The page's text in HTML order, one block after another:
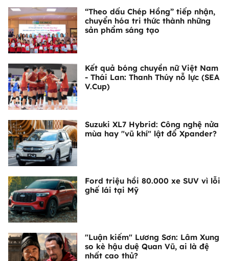
“Theo dấu Chép Hồng” tiếp nhận,
chuyển hóa tri thức thành những
sản phẩm sáng tạo
Kết quả bóng chuyền nữ Việt Nam
- Thái Lan: Thanh Thúy nỗ lực (SEA
V.Cup)
Suzuki XL7 Hybrid: Công nghệ nửa
mùa hay "vũ khí" lật đổ Xpander?
Ford triệu hồi 80.000 xe SUV vì lỗi
ghế lái tại Mỹ
"Luận kiếm" Lương Sơn: Lâm Xung
so kè hậu duệ Quan Vũ, ai là đệ
nhất cao thủ?